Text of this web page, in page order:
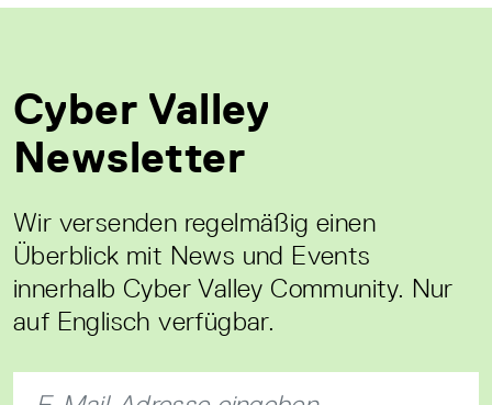
Cyber Valley
Newsletter
Wir versenden regelmäßig einen
Überblick mit News und Events
innerhalb Cyber Valley Community. Nur
auf Englisch verfügbar.